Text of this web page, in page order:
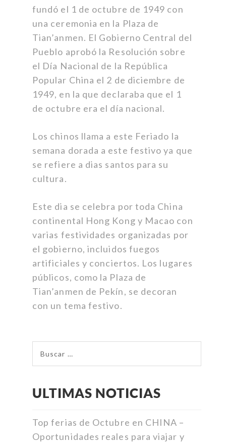
fundó el 1 de octubre de 1949 con
una ceremonia en la Plaza de
Tian’anmen. El Gobierno Central del
Pueblo aprobó la Resolución sobre
el Día Nacional de la República
Popular China el 2 de diciembre de
1949, en la que declaraba que el 1
de octubre era el día nacional.
Los chinos llama a este Feriado la
semana dorada a este festivo ya que
se refiere a dias santos para su
cultura.
Este dia se celebra por toda China
continental Hong Kong y Macao con
varias festividades organizadas por
el gobierno, incluidos fuegos
artificiales y conciertos. Los lugares
públicos, como la Plaza de
Tian’anmen de Pekín, se decoran
con un tema festivo.
ULTIMAS NOTICIAS
Top ferias de Octubre en CHINA –
Oportunidades reales para viajar y